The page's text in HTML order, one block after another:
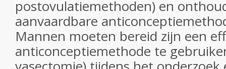
postovulatiemethoden) en
aanvaardbare
Mannen moeten bereid zijn een
anticonceptiemethode te